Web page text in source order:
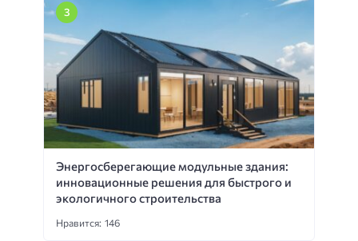
Энергосберегающие модульные здания:
инновационные решения для быстрого и
экологичного строительства
Нравится: 146